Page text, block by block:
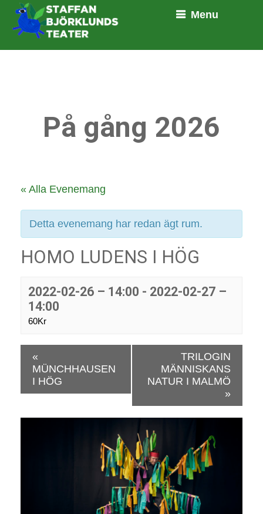
Menu
På gång 2026
« Alla Evenemang
Detta evenemang har redan ägt rum.
HOMO LUDENS I HÖG
2022-02-26 – 14:00 - 2022-02-27 –
14:00
60Kr
n
m
«
MÜNCHHAUSEN
I HÖG
TRILOGIN
MÄNNISKANS
NATUR I MALMÖ
»